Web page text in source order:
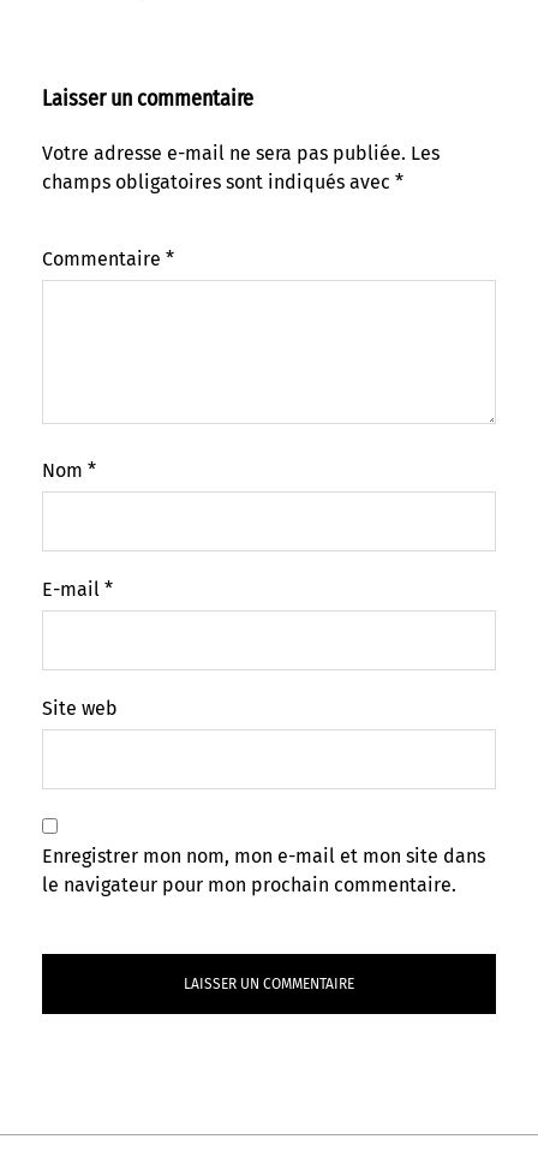
Laisser un commentaire
Votre adresse e-mail ne sera pas publiée. Les
champs obligatoires sont indiqués avec *
Commentaire *
Nom *
E-mail *
Site web
Enregistrer mon nom, mon e-mail et mon site dans
le navigateur pour mon prochain commentaire.